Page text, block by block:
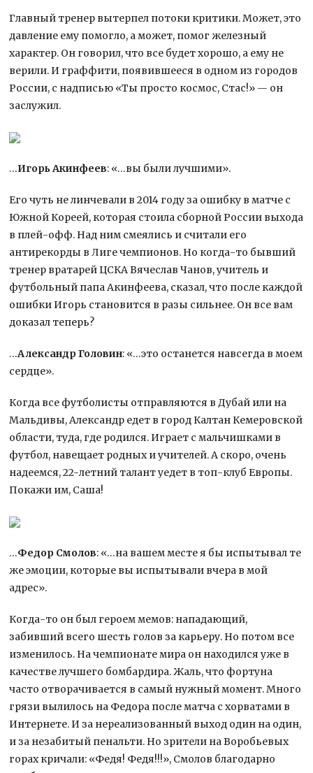
Главный тренер вытерпел потоки критики. Может, это
давление ему помогло, а может, помог железный
характер. Он говорил, что все будет хорошо, а ему не
верили. И граффити, появившееся в одном из городов
России, с надписью «Ты просто космос, Стас!» — он
заслужил.
…Игорь Акинфеев: «…вы были лучшими».
Его чуть не линчевали в 2014 году за ошибку в матче с
Южной Кореей, которая стоила сборной России выхода
в плей-офф. Над ним смеялись и считали его
антирекорды в Лиге чемпионов. Но когда-то бывший
тренер вратарей ЦСКА Вячеслав Чанов, учитель и
футбольный папа Акинфеева, сказал, что после каждой
ошибки Игорь становится в разы сильнее. Он все вам
доказал теперь?
…Александр Головин: «…это останется навсегда в моем
сердце».
Когда все футболисты отправляются в Дубай или на
Мальдивы, Александр едет в город Калтан Кемеровской
области, туда, где родился. Играет с мальчишками в
футбол, навещает родных и учителей. А скоро, очень
надеемся, 22-летний талант уедет в топ-клуб Европы.
Покажи им, Саша!
…Федор Смолов: «…на вашем месте я бы испытывал те
же эмоции, которые вы испытывали вчера в мой
адрес».
Когда-то он был героем мемов: нападающий,
забивший всего шесть голов за карьеру. Но потом все
изменилось. На чемпионате мира он находился уже в
качестве лучшего бомбардира. Жаль, что фортуна
часто отворачивается в самый нужный момент. Много
грязи вылилось на Федора после матча с хорватами в
Интернете. И за нереализованный выход один на один,
и за незабитый пенальти. Но зрители на Воробьевых
горах кричали: «Федя! Федя!!!», Смолов благодарно